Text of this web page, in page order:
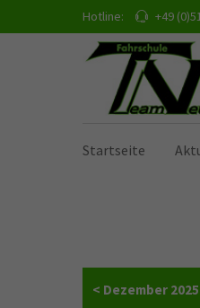
Hotline: +49
Startseite
< Dezember 2025